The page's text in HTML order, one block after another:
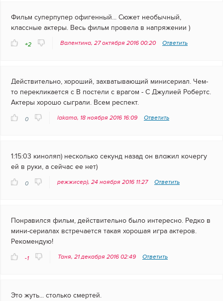
Фильм суперпупер офигенный... Сюжет необычный,
классные актеры. Весь фильм провела в напряжении )
+2 Валентина, 27 октября 2016 00:20 Ответить
Действительно, хороший, захватывающий минисериал. Чем-
то перекликается с В постели с врагом - С Джулией Робертс.
Актеры хорошо сыграли. Всем респект.
0 lakama, 18 ноября 2016 16:09 Ответить
1:15:03 киноляп) несколько секунд назад он вложил кочергу
ей в руки, а сейчас ее нет)
0 режжисер), 24 ноября 2016 11:27 Ответить
Понравился фильм, действительно было интересно. Редко в
мини-сериалах встречается такая хорошая игра актеров.
Рекомендую!
-1 Таня, 21 декабря 2016 02:49 Ответить
Это жуть... столько смертей.